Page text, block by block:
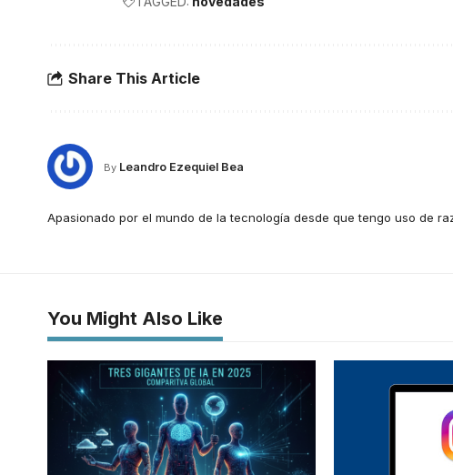
Share This Article
By Leandro Ezequiel Bea
Apasionado por el mundo de la tecnología desde que tengo uso de
You Might Also Like